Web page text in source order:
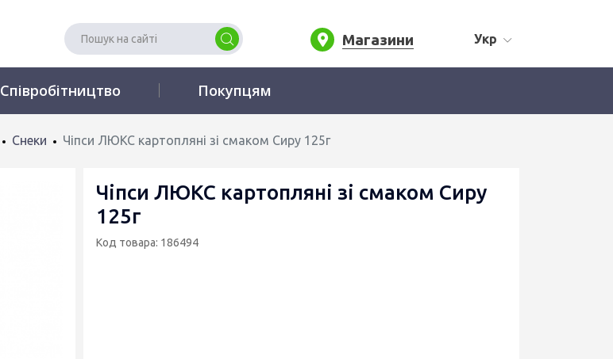
Магазини Укр
Співробітництво Покупцям
Снеки Чіпси ЛЮКС картопляні зі смаком Сиру 125г
Чіпси ЛЮКС картопляні зі смаком Сиру
125г
Код товара: 186494